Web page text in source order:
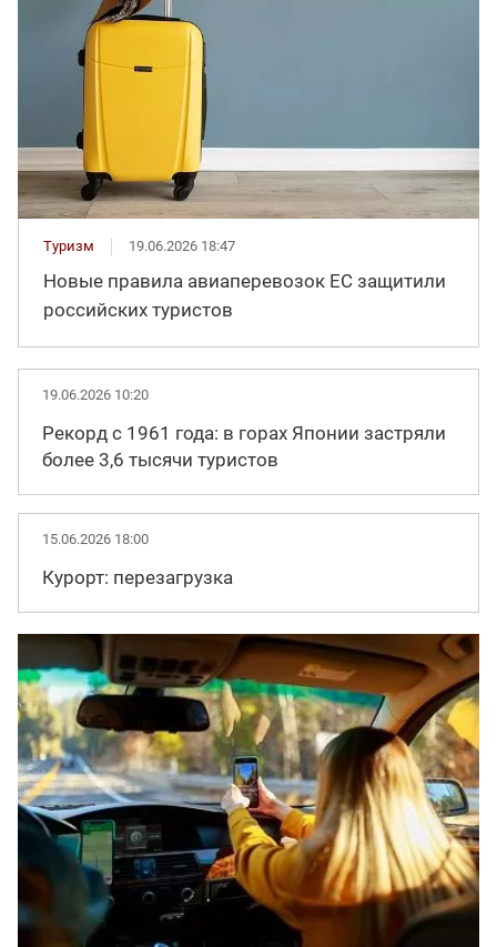
Туризм 19.06.2026 18:47
Новые правила авиаперевозок ЕС защитили
российских туристов
19.06.2026 10:20
Рекорд с 1961 года: в горах Японии застряли
более 3,6 тысячи туристов
15.06.2026 18:00
Курорт: перезагрузка